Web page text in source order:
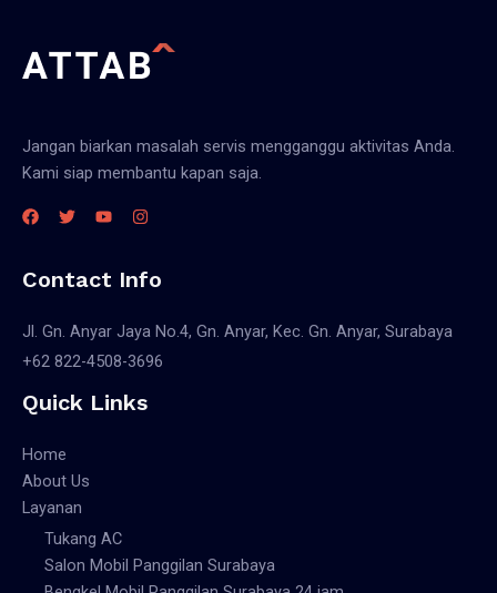
Jangan biarkan masalah servis mengganggu aktivitas Anda.
Kami siap membantu kapan saja.
Contact Info
Jl. Gn. Anyar Jaya No.4, Gn. Anyar, Kec. Gn. Anyar, Surabaya
+62 822-4508-3696
Quick Links
Home
About Us
Layanan
Tukang AC
Salon Mobil Panggilan Surabaya